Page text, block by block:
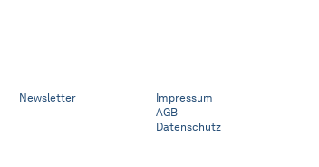
Newsletter
Impressum
AGB
Datenschutz